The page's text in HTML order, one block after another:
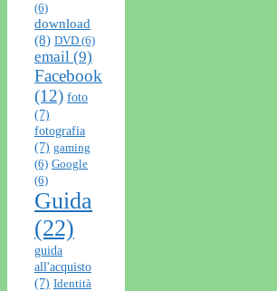
(6)
download
(8) DVD (6)
email (9)
Facebook
(12) foto
(7)
fotografia
(7) gaming
(6) Google
(6)
Guida
(22)
guida
all'acquisto
(7) Identità